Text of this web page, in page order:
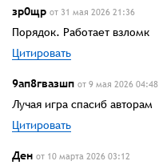
зр0щр от 31 мая 2026 21:36
Порядок. Работает взломк
Цитировать
9ап8гвазшп от 9 мая 2026 04:48
Лучая игра спасиб авторам
Цитировать
Ден от 10 марта 2026 03:12